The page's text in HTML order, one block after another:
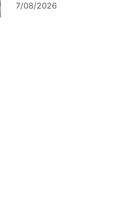
7/08/2026